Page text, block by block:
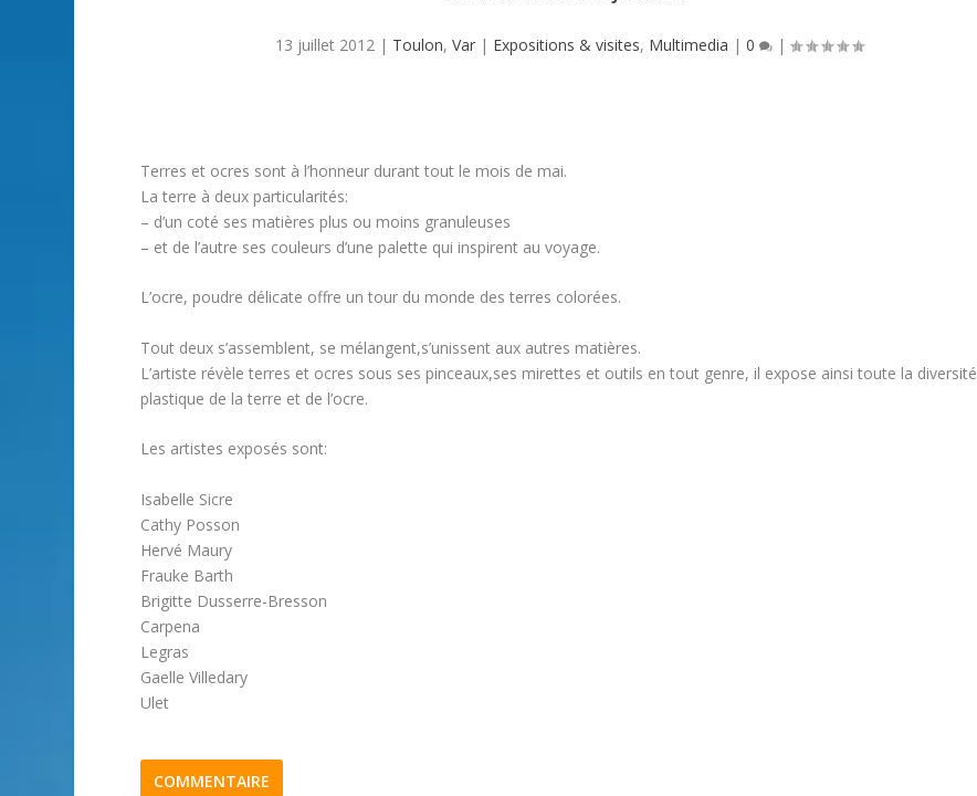
13 juillet 2012| Toulon, Var| Expositions & visites, Multimedia | 0 |
Terres et ocres sont à l’honneur durant tout le mois de mai.
La terre à deux particularités:
– d’un coté ses matières plus ou moins granuleuses
– et de l’autre ses couleurs d’une palette qui inspirent au voyage.
L’ocre, poudre délicate offre un tour du monde des terres colorées.
Tout deux s’assemblent, se mélangent,s’unissent aux autres matières.
L’artiste révèle terres et ocres sous ses pinceaux,ses mirettes et outils en tout genre, il expose ainsi toute la diversité
plastique de la terre et de l’ocre.
Les artistes exposés sont:
Isabelle Sicre
Cathy Posson
Hervé Maury
Frauke Barth
Brigitte Dusserre-Bresson
Carpena
Legras
Gaelle Villedary
Ulet
COMMENTAIRE